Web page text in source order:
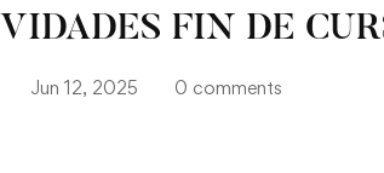
FIN DE
Jun 12, 2025 0 comments